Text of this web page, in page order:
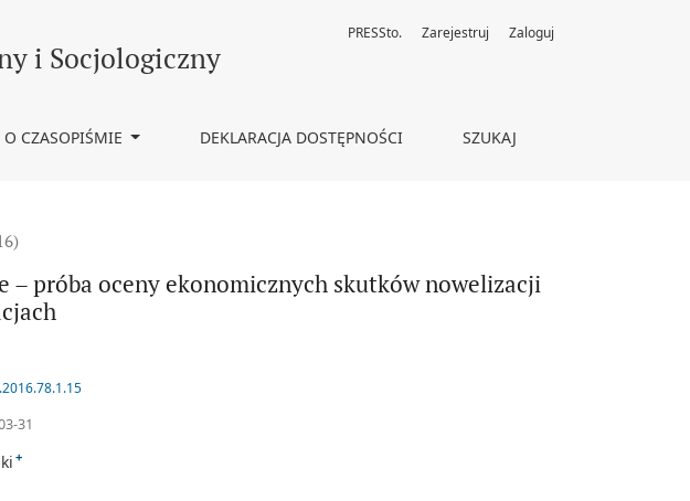
skutków nowelizacji ustawy o obligacjach
i Socjologiczny
O CZASOPIŚMIE DEKLARACJA DOSTĘPNOŚCI SZUKAJ
PRESSto. Zarejestruj Zaloguj
– próba oceny ekonomicznych skutków nowelizacji
31
+